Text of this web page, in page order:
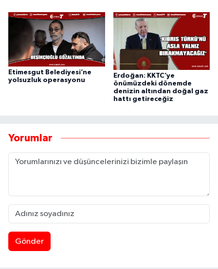
Etimesgut Belediyesi’ne
yolsuzluk operasyonu
Erdoğan: KKTC’ye
önümüzdeki dönemde
denizin altından doğal gaz
hattı getireceğiz
Yorumlar
Gönder